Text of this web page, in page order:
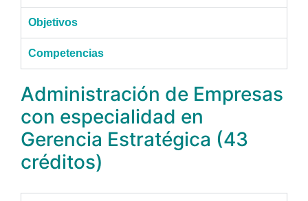
Objetivos
Competencias
Administración de Empresas
con especialidad en
Gerencia Estratégica (43
créditos)